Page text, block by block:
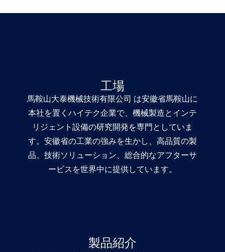
工場
馬鞍山大泰機械技術有限公司 は安徽省馬鞍山に
本社を置くハイテク企業で、機械製造とインテ
リジェント設備の研究開発を専門としていま
す。安徽省の工業の強みを生かし、高品質の製
品、技術ソリューション、総合的なアフターサ
ービスを世界中に提供しています。
製品紹介